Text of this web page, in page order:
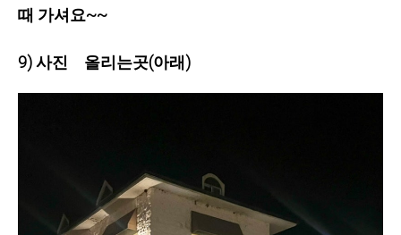
때 가셔요~~
9) 사진 올리는곳(아래)